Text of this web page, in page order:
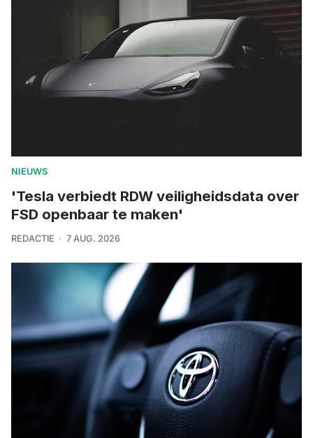
NIEUWS
'Tesla verbiedt RDW veiligheidsdata over
FSD openbaar te maken'
REDACTIE 7 AUG. 2026